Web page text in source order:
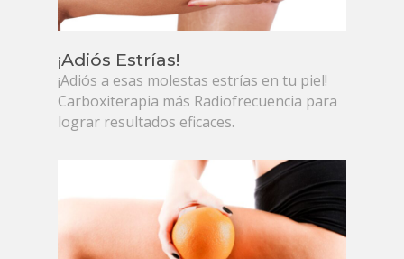
¡Adiós Estrías!
¡Adiós a esas molestas estrías en tu piel!
Carboxiterapia más Radiofrecuencia para
lograr resultados eficaces.